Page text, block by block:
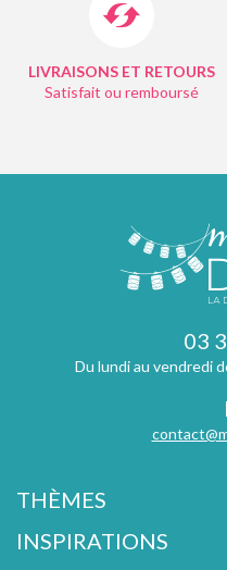
LIVRAISONS ET RETOURS
Satisfait ou remboursé
03
Du lundi au vendredi
THÈMES
INSPIRATIONS